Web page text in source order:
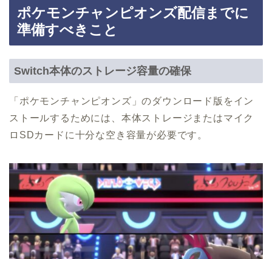
ポケモンチャンピオンズ配信までに
準備すべきこと
Switch本体のストレージ容量の確保
「ポケモンチャンピオンズ」のダウンロード版をイン
ストールするためには、本体ストレージまたはマイク
ロSDカードに十分な空き容量が必要です。